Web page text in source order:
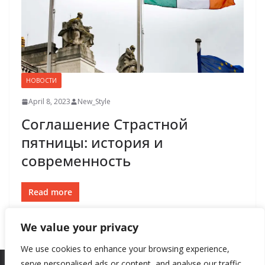
We value your privacy
We use cookies to enhance your browsing experience,
НОВОСТИ
April 8, 2023 New_Style
Соглашение Страстной
пятницы: история и
современность
Read more